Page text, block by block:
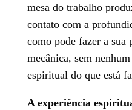
mesa do trabalho
contato com a
como pode fazer a sua
mecânica, sem
espiritual do que está
A experiência